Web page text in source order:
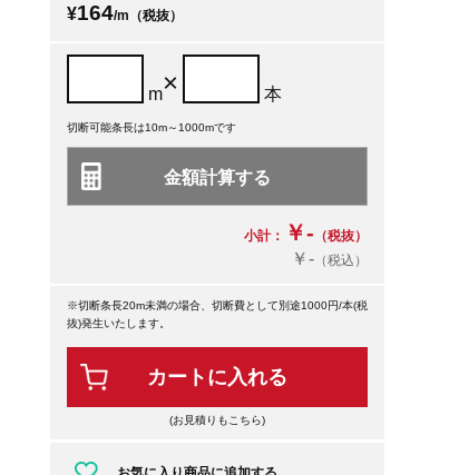
¥164/m（税抜）
m× 本
切断可能条長は10m～1000mです
小計： ￥- （税抜）
￥-（税込）
※切断条長20m未満の場合、切断費として別途1000円/本(税
抜)発生いたします。
カートに入れる
(お見積りもこちら)